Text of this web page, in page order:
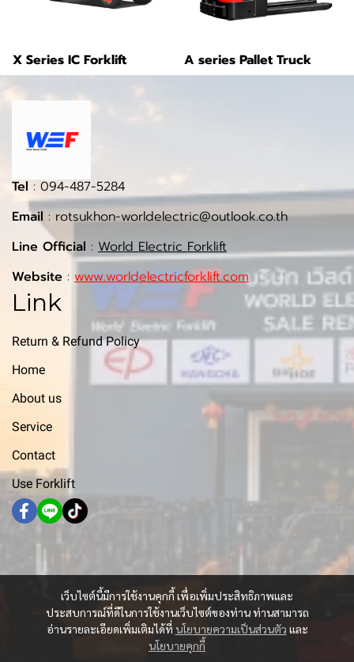
X Series IC Forklift A series Pallet Truck
เว็บไซต์นี้มีการใช้งานคุกกี้ เพื่อเพิ่มประสิทธิภาพและ
ประสบการณ์ที่ดีในการใช้งานเว็บไซต์ของท่าน ท่านสามารถ
อ่านรายละเอียดเพิ่มเติมได้ที่ นโยบายความเป็นส่วนตัว และ
นโยบายคุกกี้
Tel : 094-487-5284
Email : rotsukhon-worldelectric@outlook.co.th
Line Official : World Electric Forklift
Website : www.worldelectricforklift.com
Link
Return & Refund Policy
Home
About us
Service
Contact
Use Forklift